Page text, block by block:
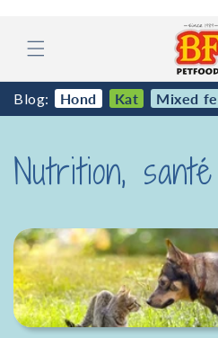
contenu
Blog: Hond Kat Mixed
Nutrition,